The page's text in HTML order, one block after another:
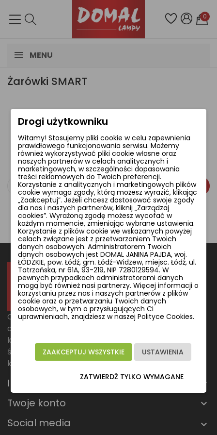
0
MENU
Żarówki SMART
Brak dostępnych produktów.
Bądźcie czujni! W tym miejscu zostanie
wyświetlonych więcej produktów w miarę ich
dodawania.
Odkryj stylowe rozwiązania oświetleniowe, które
odmienią każde wnętrze. Niezależnie, czy szukasz
klimatycznej lampy do salonu, funkcjonalnego
światła do biura, czy designerskiego oświetlenia do
kuchni – u nas znajdziesz to, czego potrzebujesz.
Informacje
Twoje konto
Social media
Drogi użytkowniku
Witamy! Stosujemy pliki cookie w celu zapewnienia
prawidłowego funkcjonowania serwisu. Możemy
również wykorzystywać pliki cookie własne oraz
naszych partnerów w celach analitycznych i
marketingowych, w szczególności dopasowania
treści reklamowych do Twoich preferencji.
Korzystanie z analitycznych i marketingowych plików
cookie wymaga zgody, którą możesz wyrazić, klikając
„Zaakceptuj”. Jeżeli chcesz dostosować swoje zgody
dla nas i naszych partnerów, kliknij „Zarządzaj
cookies”. Wyrażoną zgodę możesz wycofać w
każdym momencie, zmieniając wybrane ustawienia.
Korzystanie z plików cookie we wskazanych powyżej
celach związane jest z przetwarzaniem Twoich
danych osobowych. Administratorem Twoich
danych osobowych jest DOMAL JANINA PAJDA, woj.
ŁÓDZKIE, pow. Łódź, gm. Łódź-Widzew, miejsc. Łódź, ul.
Tatrzańska, nr 61A, 93-219, NIP 7280129594. W
pewnych przypadkach administratorami danych
mogą być również nasi partnerzy. Więcej informacji o
korzystaniu przez nas i naszych partnerów z plików
cookie oraz o przetwarzaniu Twoich danych
osobowych, w tym o przysługujących Ci
uprawnieniach, znajdziesz w naszej Polityce Cookies.
USTAWIENIA
ZAAKCEPTUJ WSZYSTKIE
ZATWIERDŹ TYLKO WYMAGANE